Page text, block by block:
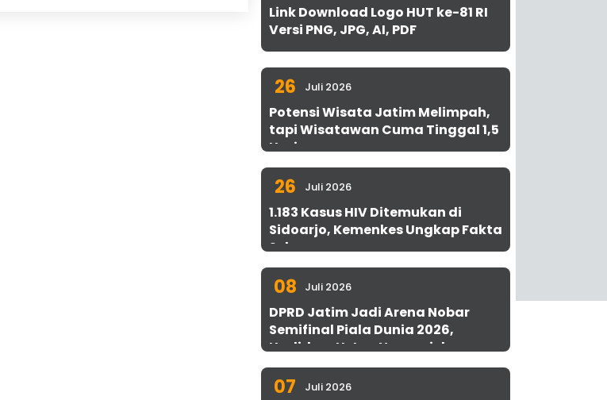
Link Download Logo HUT ke-81 RI
Versi PNG, JPG, AI, PDF
26 Juli 2026
Potensi Wisata Jatim Melimpah,
tapi Wisatawan Cuma Tinggal 1,5
Hari
26 Juli 2026
1.183 Kasus HIV Ditemukan di
Sidoarjo, Kemenkes Ungkap Fakta
Sebenarnya
08 Juli 2026
DPRD Jatim Jadi Arena Nobar
Semifinal Piala Dunia 2026,
Hadirkan Uston Nawawi dan
UMKM Gratis untuk 1.000 Warga
07 Juli 2026